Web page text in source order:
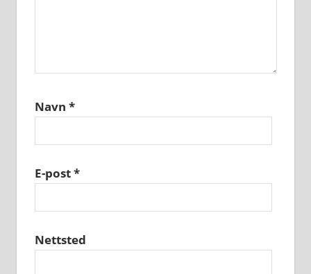
Navn *
E-post*
Nettsted